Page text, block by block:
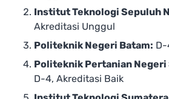
Institut Teknologi Sepuluh
Akreditasi Unggul
Politeknik Negeri Batam: D-
Politeknik Pertanian Negeri
D-4, Akreditasi Baik